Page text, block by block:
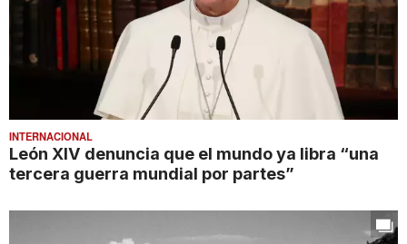
INTERNACIONAL
León XIV denuncia que el mundo ya libra “una
tercera guerra mundial por partes”